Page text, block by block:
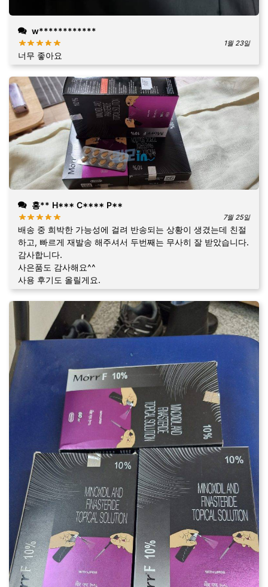
w************
1월 23일
너무 좋아요
홍** H*** C**** P**
7월 25일
배송 중 희박한 가능성에 걸려 반송되는 상황이 생겼는데 친절
하고, 빠르게 재발송 해주셔서 두번째는 무사히 잘 받았습니다.
감사합니다.
사은품도 감사해요^^
사용 후기도 올릴게요.